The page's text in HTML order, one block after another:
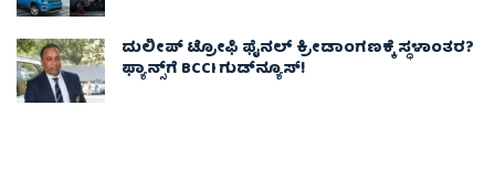
ದುಲೀಪ್ ಟ್ರೋಫಿ ಫೈನಲ್‌ ಕ್ರೀಡಾಂಗಣಕ್ಕೆ ಸ್ಥಳಾಂತರ?
ಫ್ಯಾನ್ಸ್‌ಗೆ BCCI ಗುಡ್‌ನ್ಯೂಸ್!